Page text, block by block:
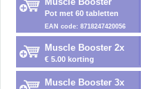
Pot met 60 tabletten
EAN code: 8718247420056
Muscle Booster 2x
€ 5.00 korting
Muscle Booster 3x